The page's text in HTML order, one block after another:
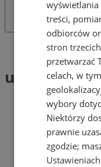
Tag:
wyświetlania
treści,
odbiorców
stron
przetwarzać
celach, w
wybory
Niektórzy
prawnie
zgodzie;